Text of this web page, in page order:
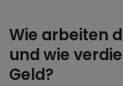
Wie arbeiten
und wie
Geld?